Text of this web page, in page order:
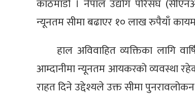
काठमाडौँ । नेपाल उद्योग परिसंघ
न्यूनतम सीमा बढाएर १० लाख रुपैयाँ
हाल अविवाहित व्यक्तिका लागि
आम्दानीमा न्यूनतम आयकरको व्यवस्था
राहत दिने उद्देश्यले उक्त सीमा